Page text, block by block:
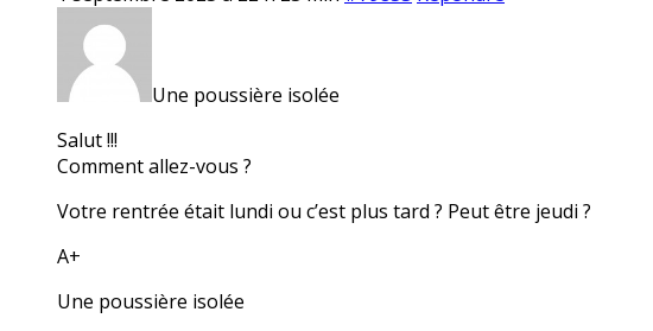
Une poussière isolée
Salut !!!
Comment allez-vous ?
Votre rentrée était lundi ou c’est plus tard ? Peut être jeudi ?
A+
Une poussière isolée